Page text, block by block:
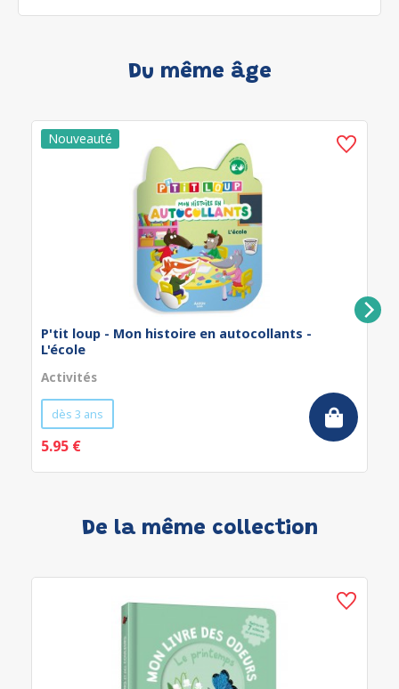
Du même âge
P'tit loup - Mon histoire en autocollants -
L'école
Activités
dès 3 ans
5.95 €
De la même collection